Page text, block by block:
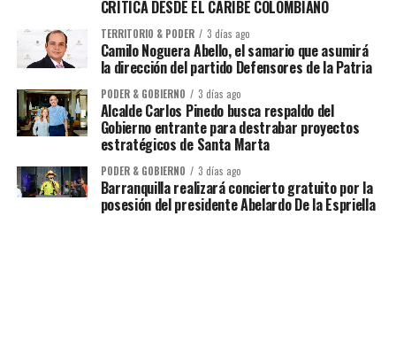
CRÍTICA DESDE EL CARIBE COLOMBIANO
TERRITORIO & PODER 3 días ago
Camilo Noguera Abello, el samario que asumirá
la dirección del partido Defensores de la Patria
PODER & GOBIERNO 3 días ago
Alcalde Carlos Pinedo busca respaldo del
Gobierno entrante para destrabar proyectos
estratégicos de Santa Marta
PODER & GOBIERNO 3 días ago
Barranquilla realizará concierto gratuito por la
posesión del presidente Abelardo De la Espriella